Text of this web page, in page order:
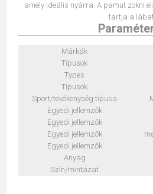
amely ideális nyárra. A pamut zokni
tartja a
Márkák
Típusok
Types
Típusok
Sport/tevékenység típusa
Egyedi jellemzők
Egyedi jellemzők
Egyedi jellemzők
Egyedi jellemzők
Anyag
Szín/mintázat